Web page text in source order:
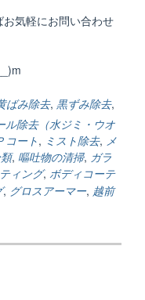
気軽にお問い合わせ
ばみ除去, 黒ずみ除去,
ル除去（水ジミ・ウオ
コート, ミスト除去, メ
, 嘔吐物の清掃, ガラ
ィング, ボディコーテ
, グロスアーマー, 越前